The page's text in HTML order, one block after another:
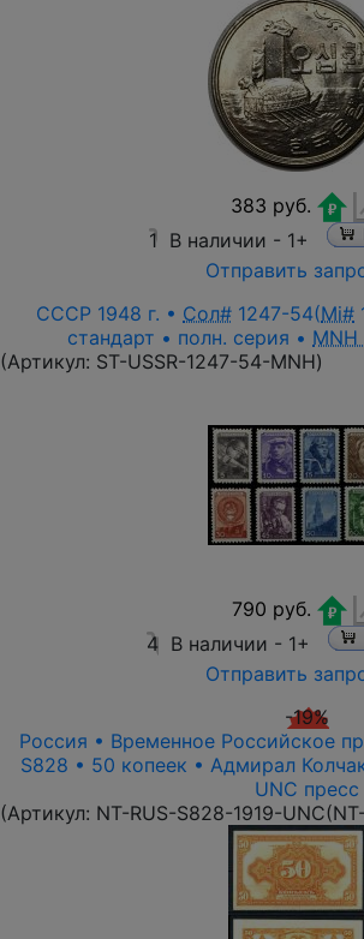
383 руб.
1 В наличии - 1+
Отправить
СССР 1948 г. • Сол# 1247-54(Mi#
стандарт • полн. серия • MNH
(Артикул: ST-USSR-1247-54-MNH)
790 руб.
4 В наличии - 1+
Отправить
-19%
Россия • Временное Российское
S828 • 50 копеек • Адмирал
UNC пресс
(Артикул: NT-RUS-S828-1919-